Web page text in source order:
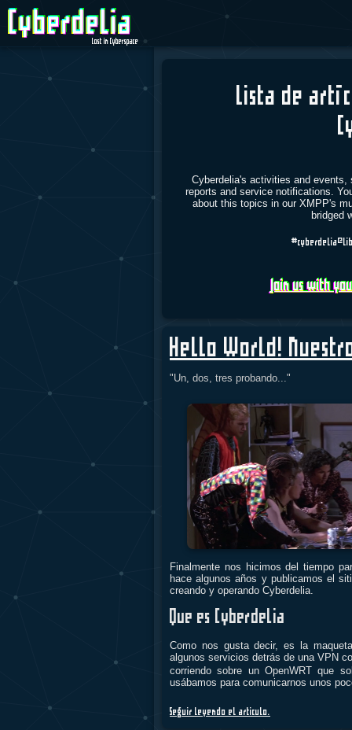
Lost in Cyberspace
Lista de
Cyberdelia's activities and
reports and service notifications.
about this topics in our XMPP's
bridged
Join us with
Hello World!
"Un, dos, tres probando..."
Finalmente nos hicimos del tiempo
hace algunos años y publicamos el
creando y operando Cyberdelia.
Que es Cyberdelia
Como nos gusta decir, es la
algunos servicios detrás de una VPN
corriendo sobre un OpenWRT que
usábamos para comunicarnos unos
Seguir leyendo el articulo.